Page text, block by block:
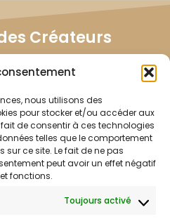
nous utilisons des
pour stocker et/ou accéder aux
de consentir à ces technologies
telles que le comportement
ce site. Le fait de ne pas
peut avoir un effet négatif
fonctions.
Toujours activé
Créateurs
des Créateurs et influencez
des contenus qui vous
Mentions légales